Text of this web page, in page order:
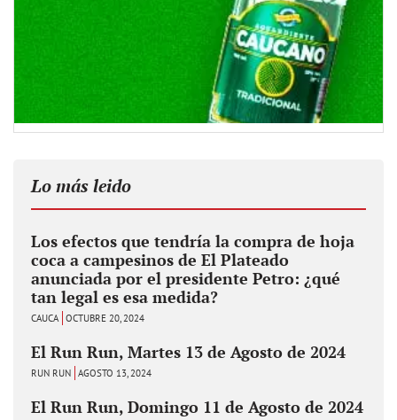
Lo más leido
Los efectos que tendría la compra de hoja
coca a campesinos de El Plateado
anunciada por el presidente Petro: ¿qué
tan legal es esa medida?
CAUCA OCTUBRE 20, 2024
El Run Run, Martes 13 de Agosto de 2024
RUN RUN AGOSTO 13, 2024
El Run Run, Domingo 11 de Agosto de 2024